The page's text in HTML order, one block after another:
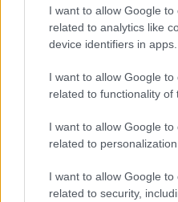
I want to allow Google to
related to analytics like
device identifiers in apps.
I want to allow Google to
related to functionality of
I want to allow Google to
related to personalization.
I want to allow Google to
related to security,